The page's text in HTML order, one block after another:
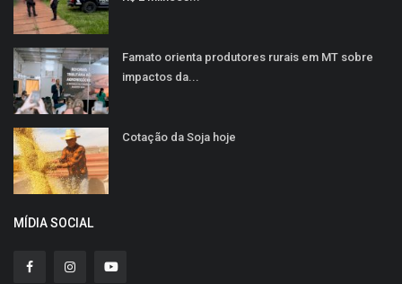
Famato orienta produtores rurais em MT sobre
impactos da...
Cotação da Soja hoje
MÍDIA SOCIAL